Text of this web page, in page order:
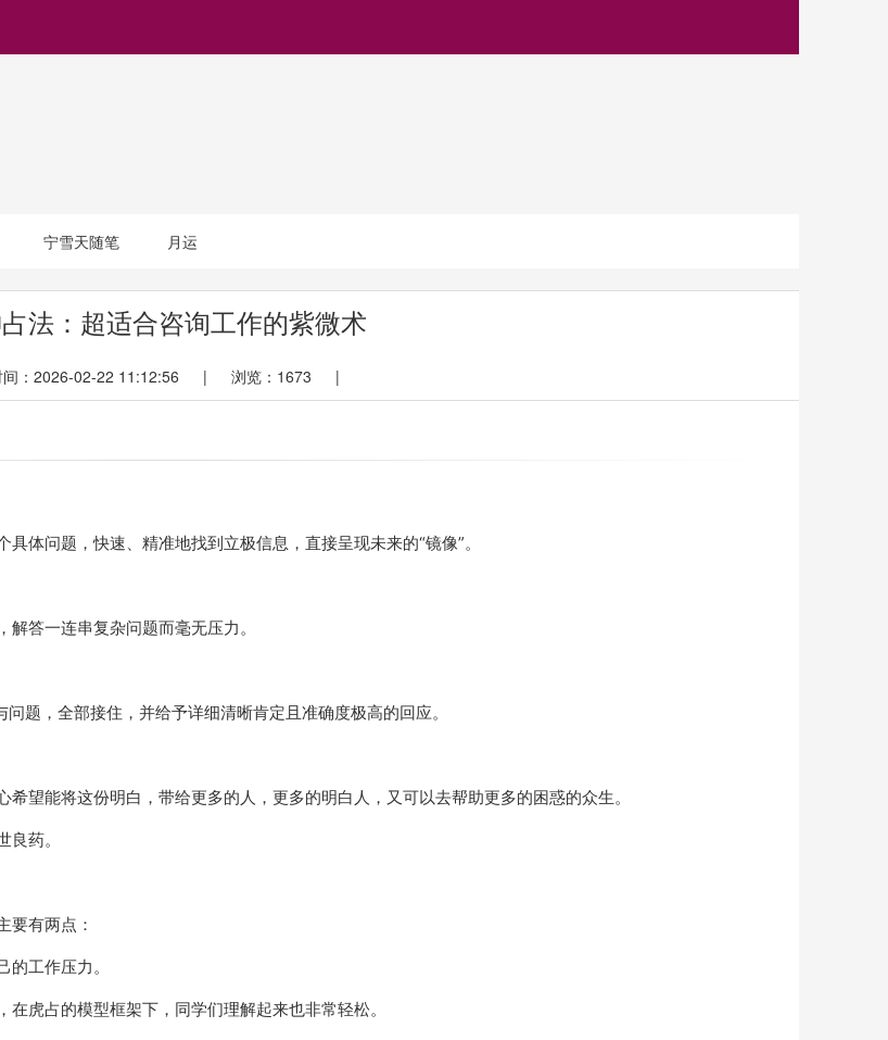
宁雪天随笔 月运
法：超适合咨询工作的紫微术
间：2026-02-22 11:12:56 | 浏览：1673 |
体问题，快速、精准地找到立极信息，直接呈现未来的“镜像”。
答一连串复杂问题而毫无压力。
题，全部接住，并给予详细清晰肯定且准确度极高的回应。
望能将这份明白，带给更多的人，更多的明白人，又可以去帮助更多的困惑的众生。
药。
要有两点：
工作压力。
虎占的模型框架下，同学们理解起来也非常轻松。